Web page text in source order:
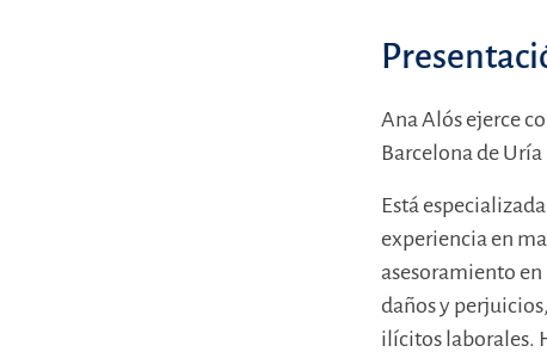
Ana Alós ejerce
Barcelona de Uría
Está
experiencia en
asesoramiento
daños y
ilícitos laborales.